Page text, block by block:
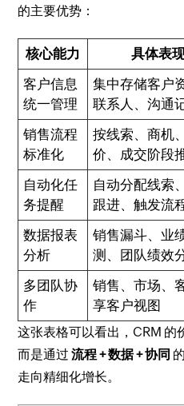
的主要优势：
核心能力 具体表
客户信息
统一管理
集中存储客户
联系人、沟通
销售流程
标准化
按线索、商机
价、成交阶段
自动化任
务提醒
自动分配线索
跟进、触发流
数据报表
分析
销售漏斗、业
测、团队绩效
多团队协
作
销售、市场、
享客户视图
这张表格可以看出，CRM 的
而是通过流程 + 数据 + 协同
走向精细化增长。